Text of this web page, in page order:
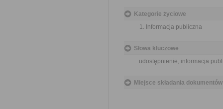
Kategorie życiowe
Informacja publiczna
Słowa kluczowe
udostępnienie, informacja
Miejsce składania dokumentów